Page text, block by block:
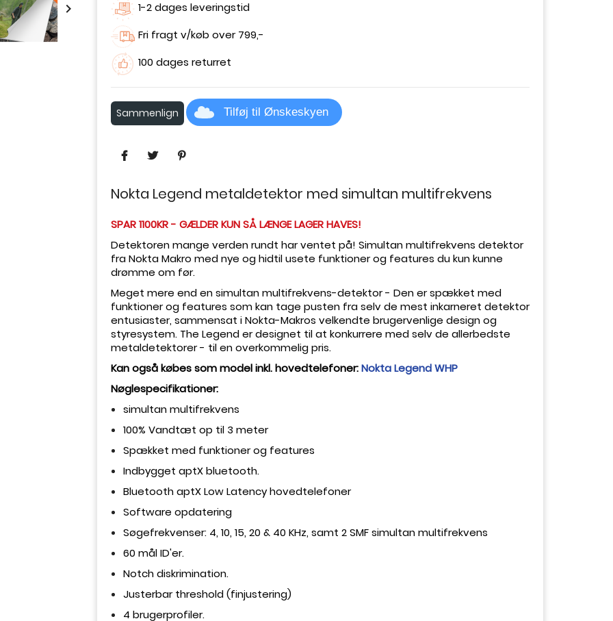

1-2 dages leveringstid
Fri fragt v/køb over 799,-
100 dages returret
Sammenlign Tilføj til Ønskeskyen
Nokta Legend metaldetektor med simultan multifrekvens
SPAR 1100KR - GÆLDER KUN SÅ LÆNGE LAGER HAVES!
Detektoren mange verden rundt har ventet på! Simultan multifrekvens detektor
fra Nokta Makro med nye og hidtil usete funktioner og features du kun kunne
drømme om før.
Meget mere end en simultan multifrekvens-detektor - Den er spækket med
funktioner og features som kan tage pusten fra selv de mest inkarneret detektor
entusiaster, sammensat i Nokta-Makros velkendte brugervenlige design og
styresystem. The Legend er designet til at konkurrere med selv de allerbedste
metaldetektorer - til en overkommelig pris.
Kan også købes som model inkl. hovedtelefoner:Nokta Legend WHP
Nøglespecifikationer:
simultan multifrekvens
100% Vandtæt op til 3 meter
Spækket med funktioner og features
Indbygget aptX bluetooth.
Bluetooth aptX Low Latency hovedtelefoner
Software opdatering
Søgefrekvenser: 4, 10, 15, 20 & 40 KHz, samt 2 SMF simultan multifrekvens
60 mål ID'er.
Notch diskrimination.
Justerbar threshold (finjustering)
4 brugerprofiler.